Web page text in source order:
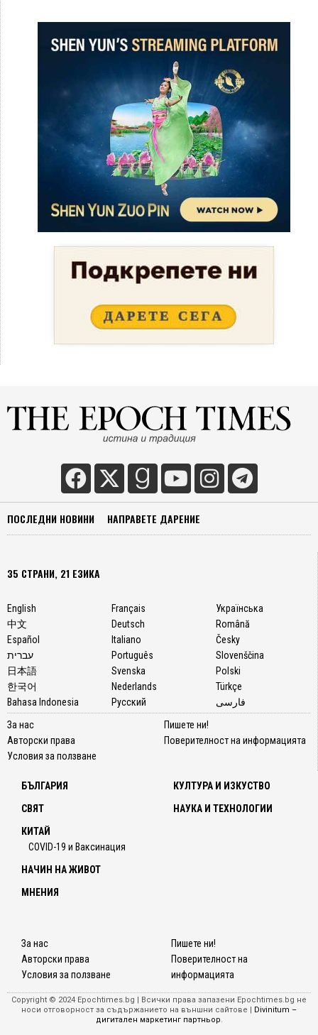
ПОСЛЕДНИ НОВИНИ НАПРАВЕТЕ ДАРЕНИЕ
35 СТРАНИ, 21 ЕЗИКА
English
中文
Español
עברית
日本語
한국어
Bahasa Indonesia
Français
Deutsch
Italiano
Português
Svenska
Nederlands
Русский
Українська
Română
Česky
Slovenščina
Polski
Türkçe
فارسی
За нас
Авторски права
Условия за ползване
Пишете ни!
Поверителност на информацията
БЪЛГАРИЯ
СВЯТ
КИТАЙ
COVID-19 и Ваксинация
КУЛТУРА И ИЗКУСТВО
НАУКА И ТЕХНОЛОГИИ
НАЧИН НА ЖИВОТ
МНЕНИЯ
За нас
Авторски права
Условия за ползване
Пишете ни!
Поверителност на
информацията
Copyright © 2024 Epochtimes.bg | Всички права запазени Epochtimes.bg не
носи отговорност за съдържанието на външни сайтове |
Divinitum –
дигитален маркетинг партньор.